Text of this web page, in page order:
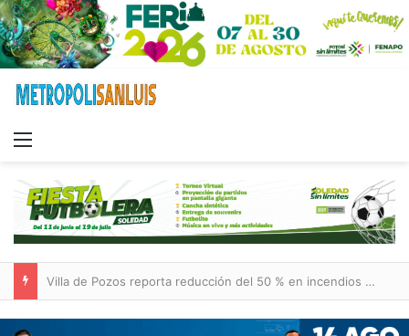
Villa de Pozos reporta reducción del 50 % en incendios forestales y de pastizales